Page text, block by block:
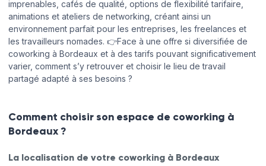
08:00 - 13:30 13:30 - 21:00
Samedi Fermé
Dimanche
imprenables, cafés de qualité, options de flexibilité tarifaire,
animations et ateliers de networking, créant ainsi un
environnement parfait pour les entreprises, les freelances et
les travailleurs nomades. 👉Face à une offre si diversifiée de
coworking à Bordeaux et à des tarifs pouvant significativement
varier, comment s’y retrouver et choisir le lieu de travail
partagé adapté à ses besoins ?
Comment choisir son espace de coworking à
Bordeaux ?
La localisation de votre coworking à Bordeaux